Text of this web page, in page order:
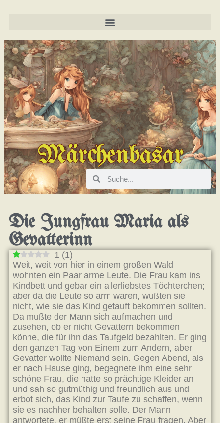
Märchenbasar
Die Jungfrau Maria als
Gevatterinn
1 (1)
Weit, weit von hier in einem großen Wald
wohnten ein Paar arme Leute. Die Frau kam ins
Kindbett und gebar ein allerliebstes Töchterchen;
aber da die Leute so arm waren, wußten sie
nicht, wie sie das Kind getauft bekommen sollten.
Da mußte der Mann sich aufmachen und
zusehen, ob er nicht Gevattern bekommen
könne, die für ihn das Taufgeld bezahlten. Er ging
den ganzen Tag von Einem zum Andern, aber
Gevatter wollte Niemand sein. Gegen Abend, als
er nach Hause ging, begegnete ihm eine sehr
schöne Frau, die hatte so prächtige Kleider an
und sah so gutmüthig und freundlich aus und
erbot sich, das Kind zur Taufe zu schaffen, wenn
sie es nachher behalten solle. Der Mann
antwortete, er müßte erst seine Frau fragen. Aber